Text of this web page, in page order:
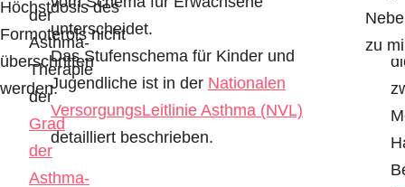
Höchstdosis des
Formoterols nicht
überschritten
werden.
der
Asthma-
Therapie
der
Grad
der
Asthma-
unterscheidet.
Das Stufenschema für Kinder und
Jugendliche ist in der Nationalen
VersorgungsLeitlinie Asthma (NVL)
detailliert beschrieben.
zu